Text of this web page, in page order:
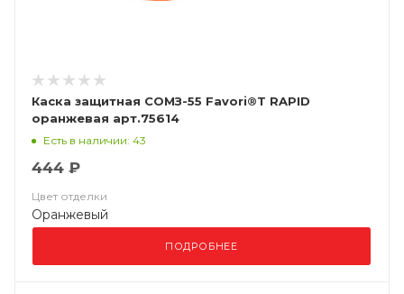
Каска защитная СОМЗ-55 Favori®T RAPID
оранжевая арт.75614
Есть в наличии: 43
444 ₽
Цвет отделки
Оранжевый
ПОДРОБНЕЕ